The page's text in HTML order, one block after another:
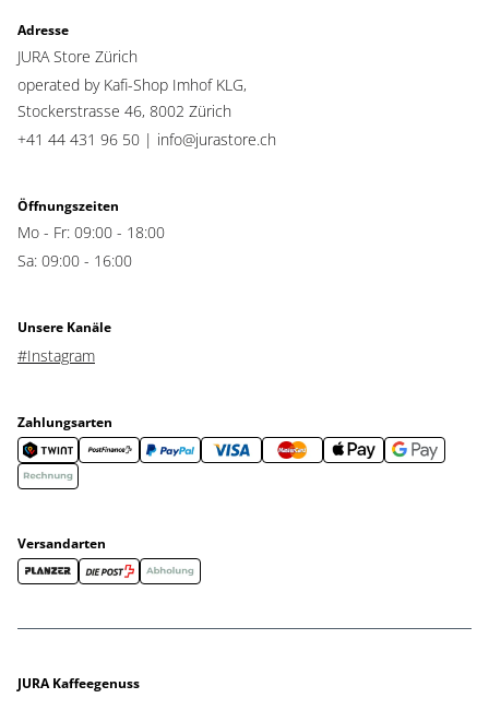
Adresse
JURA Store Zürich
operated by Kafi-Shop Imhof KLG,
Stockerstrasse 46, 8002 Zürich
+41 44 431 96 50 | info@jurastore.ch
Öffnungszeiten
Mo - Fr: 09:00 - 18:00
Sa: 09:00 - 16:00
Unsere Kanäle
#Instagram
Zahlungsarten
Versandarten
JURA Kaffeegenuss